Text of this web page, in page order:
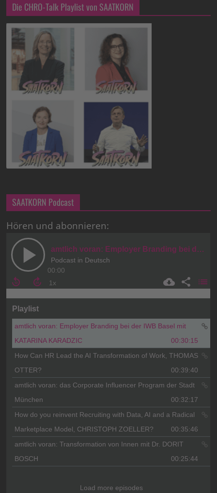
Die CHRO-Talk Playlist von SAATKORN
SAATKORN Podcast
Hören und abonnieren: